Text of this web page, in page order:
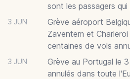
sont les passagers qui
3 JUN
Grève aéroport
Zaventem et
centaines de vols
3 JUN
Grève au Portugal le
annulés dans toute